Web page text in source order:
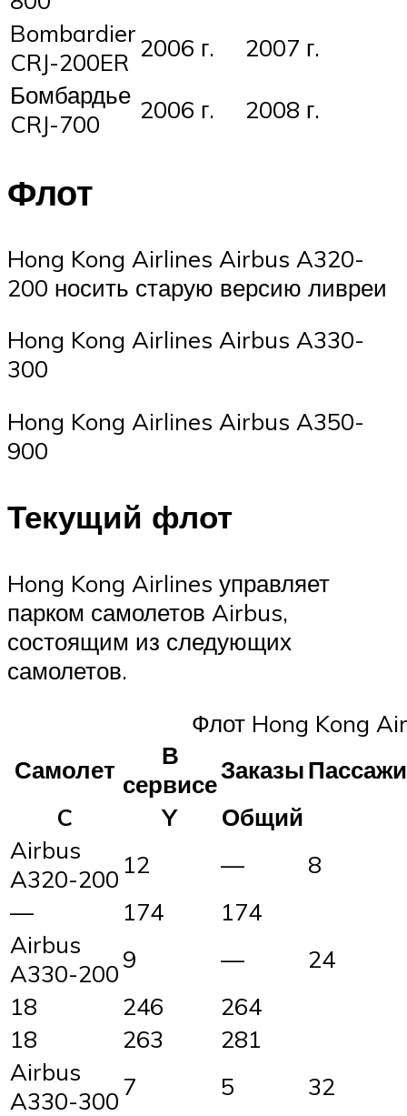
Bombardier
CRJ-200ER 2006 г.
2007 г.
Бомбардье
CRJ-700
2006 г. 2008 г.
Флот
Hong Kong Airlines Airbus A320-
200 носить старую версию ливреи
Hong Kong Airlines Airbus A330-
300
Hong Kong Airlines Airbus A350-
900
Текущий флот
Hong Kong Airlines управляет
парком самолетов Airbus,
состоящим из следующих
самолетов.
Флот Hong Kong
Самолет
В
сервисеЗаказы
C
Y
Общий
Airbus
A320-200 12 —
8
—
174
174
Airbus
A330-2009 —
24
18
246
264
18
263
281
Airbus
A330-300 7 5
32